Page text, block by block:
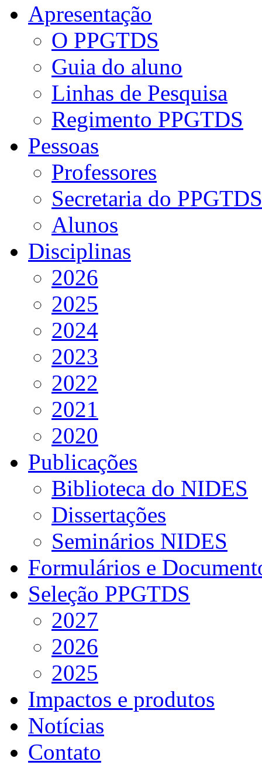
Apresentação
O PPGTDS
Guia do aluno
Linhas de Pesquisa
Regimento PPGTDS
Pessoas
Professores
Secretaria do PPGTDS
Alunos
Disciplinas
2026
2025
2024
2023
2022
2021
2020
Publicações
Biblioteca do NIDES
Dissertações
Seminários NIDES
Formulários e
Seleção PPGTDS
2027
2026
2025
Impactos e produtos
Notícias
Contato